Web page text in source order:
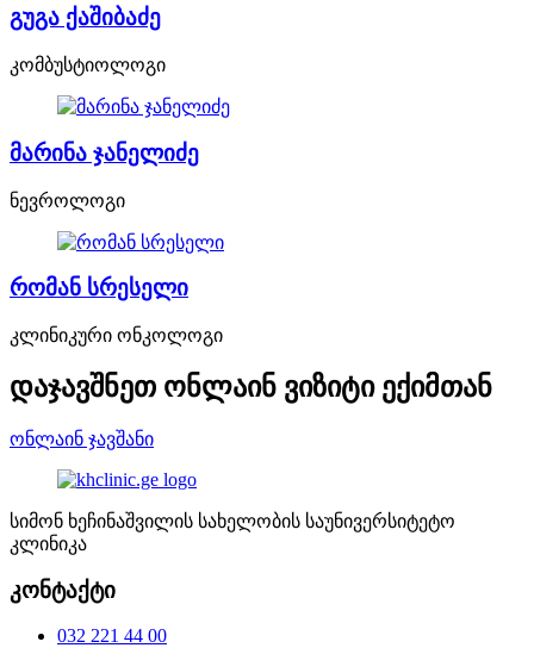
გუგა ქაშიბაძე
კომბუსტიოლოგი
მარინა ჯანელიძე
ნევროლოგი
რომან სრესელი
კლინიკური ონკოლოგი
დაჯავშნეთ ონლაინ ვიზიტი ექიმთან
ონლაინ ჯავშანი
სიმონ ხეჩინაშვილის სახელობის საუნივერსიტეტო
კლინიკა
კონტაქტი
032 221 44 00